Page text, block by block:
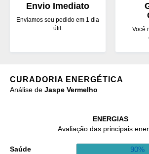
Envio Imediato
Enviamos seu pedido em 1 dia
útil.
Você
CURADORIA ENERGÉTICA
Análise de Jaspe Vermelho
ENERGIAS
Avaliação das principais
Saúde 90%